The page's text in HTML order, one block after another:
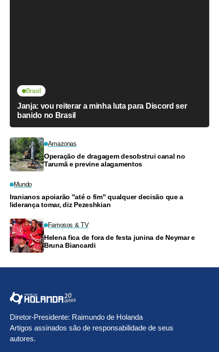
Brasil
Janja: vou reiterar a minha luta para Discord ser
banido no Brasil
Amazonas
Operação de dragagem desobstrui canal no
Tarumã e previne alagamentos
Mundo
Iranianos apoiarão "até o fim" qualquer decisão que a
liderança tomar, diz Pezeshkian
Famosos & TV
Helena fica de fora de festa junina de Neymar e
Bruna Biancardi
Diretor-Presidente: Raimundo de Holanda
Artigos assinados são de responsabilidade de seus
autores.